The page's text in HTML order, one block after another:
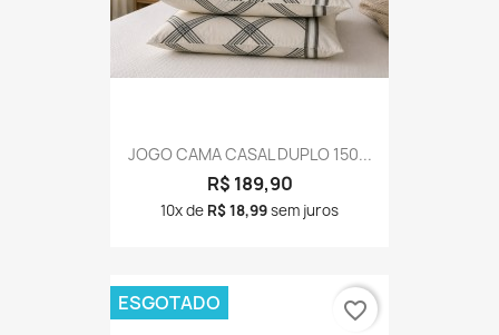
JOGO CAMA CASAL DUPLO 150...
R$ 189,90
10x de R$ 18,99sem juros
ESGOTADO favorite_border